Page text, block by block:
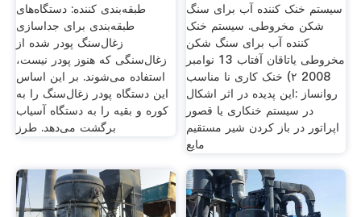
طبقه‌بندی کننده: دستگاه‌های
طبقه‌بندی برای جداسازی
زغال‌سنگ پودر شده از
زغال‌سنگی که هنوز پودر نیست،‌
استفاده می‌شوند. بر این اساس
این دستگاه پودر زغال‌سنگ را به
کوره و بقیه را به دستگاه آسیاب
برگشت می‌دهد. طرز
سیستم خنک کننده آب برای سنگ
شکن مخروطی. سیستم خنک
کننده آب برای سنگ شکن
مخروطی یاتاقان آفتاب 13 نوامبر
2008 ۲) خنک کاری نا مناسب
روانساز :این پدیده در اثر اشکال
در سیستم خنکاری یا قصور
اپراتور در باز کردن شیر مستقیم
مایع